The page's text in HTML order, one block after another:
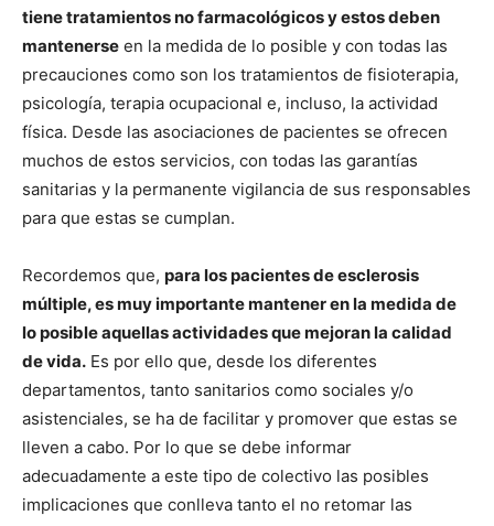
tiene tratamientos no farmacológicos y estos deben
mantenerse en la medida de lo posible y con todas las
precauciones como son los tratamientos de fisioterapia,
psicología, terapia ocupacional e, incluso, la actividad
física. Desde las asociaciones de pacientes se ofrecen
muchos de estos servicios, con todas las garantías
sanitarias y la permanente vigilancia de sus responsables
para que estas se cumplan.
Recordemos que, para los pacientes de esclerosis
múltiple, es muy importante mantener en la medida de
lo posible aquellas actividades que mejoran la calidad
de vida. Es por ello que, desde los diferentes
departamentos, tanto sanitarios como sociales y/o
asistenciales, se ha de facilitar y promover que estas se
lleven a cabo. Por lo que se debe informar
adecuadamente a este tipo de colectivo las posibles
implicaciones que conlleva tanto el no retomar las